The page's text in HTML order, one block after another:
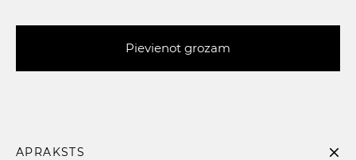
Pievienot grozam
APRAKSTS